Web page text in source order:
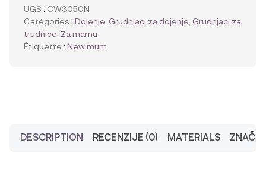
i
dojilje
bez
šavova
UGS : CW3050N
Catégories : Dojenje Grudnjaci za dojenje Grudnjaci za
trudnice Za mamu
Étiquette : New mum
DESCRIPTION RECENZIJE (0) MATERIALS